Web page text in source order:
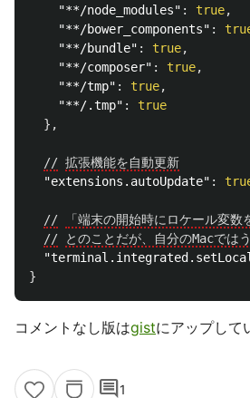
"**/node_modules" : true,
"**/bower_components" :
"**/bundle" : true,
"**/composer" : true,
"**/tmp" : true,
"**/.tmp" :
true
},
// 拡張機能を自動更新
"extensions.autoUpdate" :
//
「端末の開始時にロケール変
//
とのことだが、自分のMacでは
}
コメントなし版はgistにアップして
comment1